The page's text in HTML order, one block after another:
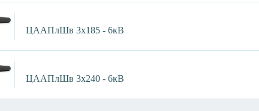
ЦААПлШв 3х185 - 6кВ
ЦААПлШв 3х240 - 6кВ